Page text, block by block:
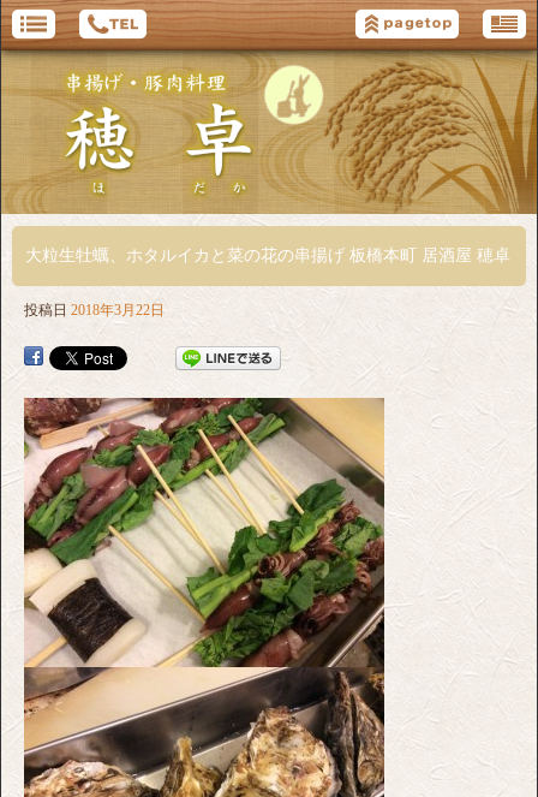
大粒生牡蠣、ホタルイカと菜の花の串揚げ 板橋本町 居酒屋 穂卓
投稿日 2018年3月22日